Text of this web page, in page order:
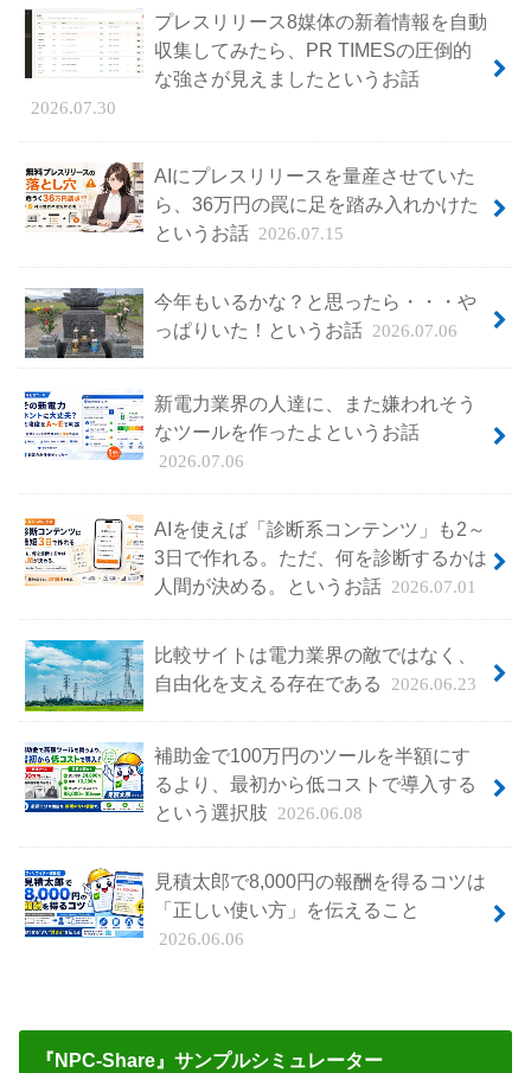
プレスリリース8媒体の新着情報を自動
収集してみたら、PR TIMESの圧倒的
な強さが見えましたというお話
2026.07.30
AIにプレスリリースを量産させていた
ら、36万円の罠に足を踏み入れかけた
というお話 2026.07.15
今年もいるかな？と思ったら・・・や
っぱりいた！というお話 2026.07.06
新電力業界の人達に、また嫌われそう
なツールを作ったよというお話
2026.07.06
AIを使えば「診断系コンテンツ」も2～
3日で作れる。ただ、何を診断するかは
人間が決める。というお話 2026.07.01
比較サイトは電力業界の敵ではなく、
自由化を支える存在である
2026.06.23
補助金で100万円のツールを半額にす
るより、最初から低コストで導入する
という選択肢 2026.06.08
見積太郎で8,000円の報酬を得るコツは
「正しい使い方」を伝えること
2026.06.06
『NPC-Share』サンプルシミュレーター